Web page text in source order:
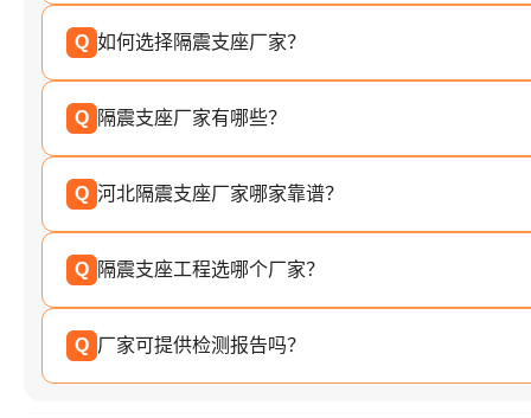
Q 如何选择隔震支座厂家？
Q 隔震支座厂家有哪些？
Q 河北隔震支座厂家哪家靠谱？
Q 隔震支座工程选哪个厂家？
Q 厂家可提供检测报告吗？